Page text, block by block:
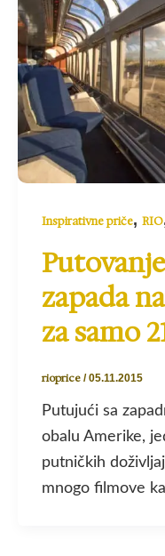
Inspirativne priče, RIO
zapada
za samo
rioprice /05.11.2015
Putujući sa
obalu Amerike,
putničkih
mnogo filmove